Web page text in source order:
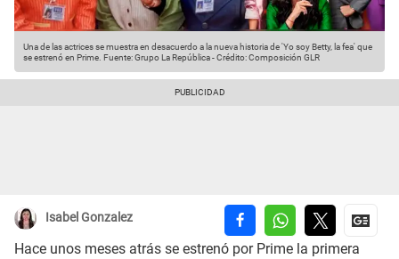
Una de las actrices se muestra en desacuerdo a la nueva historia de 'Yo soy Betty, la fea' que
se estrenó en Prime. Fuente: Grupo La República-Crédito: Composición GLR
Isabel Gonzalez
Hace unos meses atrás se estrenó por Prime la primera